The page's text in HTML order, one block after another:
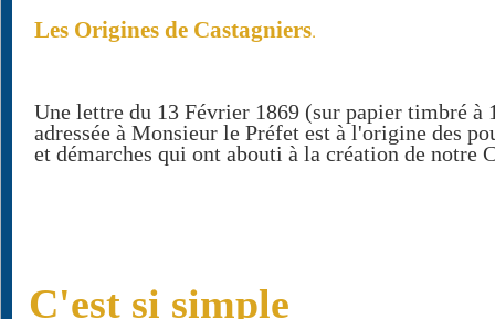
Les Origines de Castagniers.
Une lettre du 13 Février 1869 (sur papier timbré à
adressée à Monsieur le Préfet est à l'origine des
et démarches qui ont abouti à la création de notre
C'est si simple